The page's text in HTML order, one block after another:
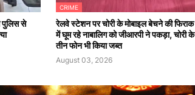
पुलिस से
CRIME
रेलवे स्टेशन पर चोरी के मोबाइल बेचने की फिराक
में घूम रहे नाबालिग को जीआरपी ने पकड़ा, चोरी के
तीन फोन भी किया जब्त
August 03, 2026